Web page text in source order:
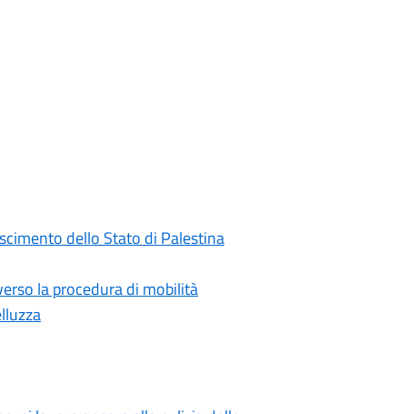
dello Stato di Palestina
la procedura di mobilità